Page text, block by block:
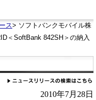
ス> ソフトバンクモバイル株
＜SoftBank 842SH＞の納入
2010年7月28日